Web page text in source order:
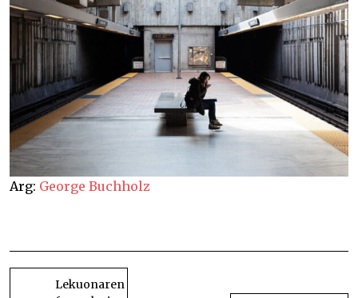
Arg: George Buchholz
BIDALKETETAN
ZEHARLekuonaren